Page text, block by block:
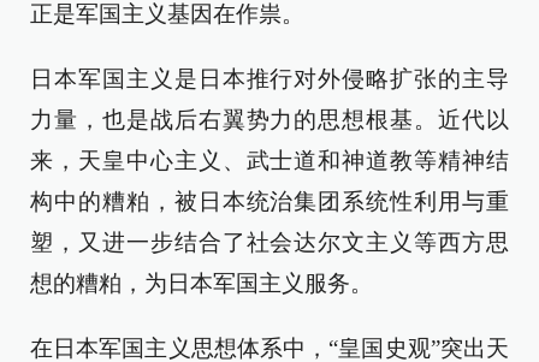
正是军国主义基因在作祟。
日本军国主义是日本推行对外侵略扩张的主导
力量，也是战后右翼势力的思想根基。近代以
来，天皇中心主义、武士道和神道教等精神结
构中的糟粕，被日本统治集团系统性利用与重
塑，又进一步结合了社会达尔文主义等西方思
想的糟粕，为日本军国主义服务。
在日本军国主义思想体系中，“皇国史观”突出天